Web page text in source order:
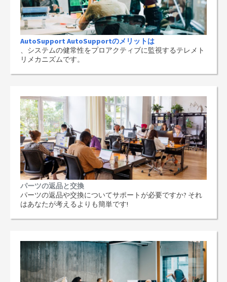
AutoSupport AutoSupportのメリットは
、システムの健常性をプロアクティブに監視するテレメト
リメカニズムです。
パーツの返品と交換
パーツの返品や交換についてサポートが必要ですか? それ
はあなたが考えるよりも簡単です!